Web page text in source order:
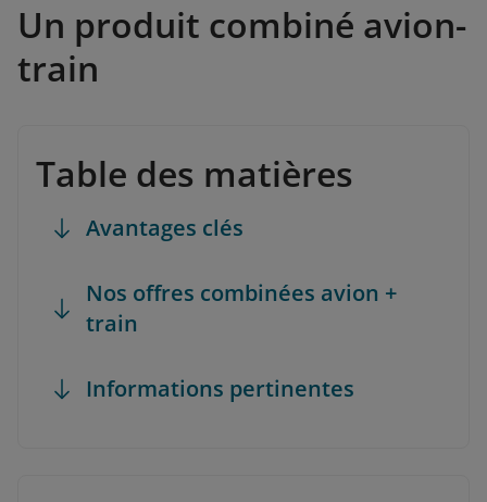
Un produit combiné avion-
train
Table des matières
Avantages clés
Nos offres combinées avion +
train
Informations pertinentes